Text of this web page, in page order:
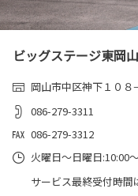
2025-09-01
詳しくはこちら
2025-08-05
ビッグステージ東岡
岡山市中区神下１０８
086-279-3311
086-279-3312
火曜日～日曜日:10:00
サービス最終受付時間